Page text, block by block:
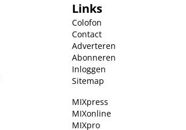
Links
Colofon
Contact
Adverteren
Abonneren
Inloggen
Sitemap
MIXpress
MIXonline
MIXpro